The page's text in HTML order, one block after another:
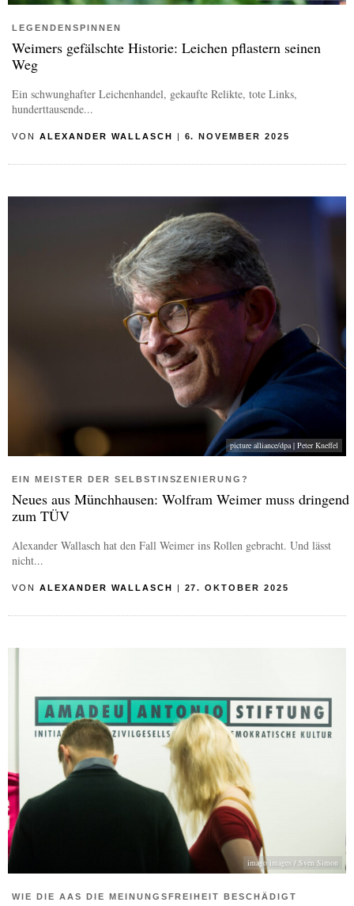
LEGENDENSPINNEN
Weimers gefälschte Historie: Leichen pflastern seinen
Weg
Ein schwunghafter Leichenhandel, gekaufte Relikte, tote Links,
hunderttausende...
VON ALEXANDER WALLASCH | 6. NOVEMBER 2025
picture alliance/dpa | Peter Kneffel
EIN MEISTER DER SELBSTINSZENIERUNG?
Neues aus Münchhausen: Wolfram Weimer muss dringend
zum TÜV
Alexander Wallasch hat den Fall Weimer ins Rollen gebracht. Und lässt
nicht...
VON ALEXANDER WALLASCH | 27. OKTOBER 2025
imago images / Sven Simon
WIE DIE AAS DIE MEINUNGSFREIHEIT BESCHÄDIGT